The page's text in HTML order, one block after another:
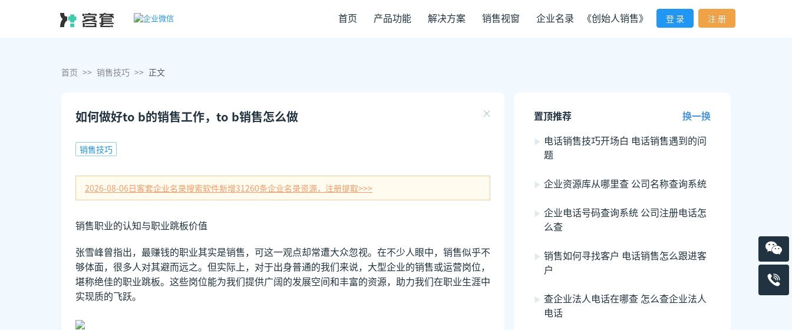
首页 产品功能 解决方案 销售视窗 企业名录 《创始人销售》 登 录 注 册
首页 >> 销售技巧 >> 正文
如何做好to b的销售工作，to b销售怎么做
销售技巧
2026-08-06日客套企业名录搜索软件新增31260条企业名录资源，注册提取>>>
销售职业的认知与职业跳板价值
张雪峰曾指出，最赚钱的职业其实是销售，可这一观点却常遭大众忽视。在不少人眼中，销售似乎不
够体面，很多人对其避而远之。但实际上，对于出身普通的我们来说，大型企业的销售或运营岗位，
堪称绝佳的职业跳板。这些岗位能为我们提供广阔的发展空间和丰富的资源，助力我们在职业生涯中
实现质的飞跃。
置顶推荐
换一换
电话销售技巧开场白 电话销售遇到的问
题
企业资源库从哪里查 公司名称查询系统
企业电话号码查询系统 公司注册电话怎
么查
销售如何寻找客户 电话销售怎么跟进客
户
查企业法人电话在哪查 怎么查企业法人
电话